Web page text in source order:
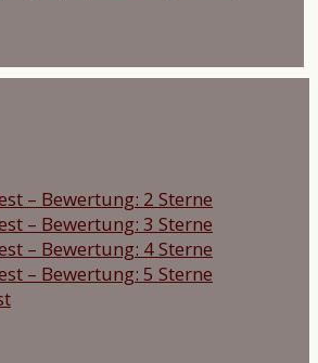
– Bewertung: 2 Sterne
– Bewertung: 3 Sterne
– Bewertung: 4 Sterne
– Bewertung: 5 Sterne